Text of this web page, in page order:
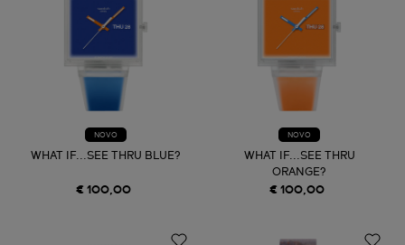
NOVO
WHAT IF...SEE THRU BLUE?
€ 100,00
NOVO
WHAT IF...SEE THRU
ORANGE?
€ 100,00